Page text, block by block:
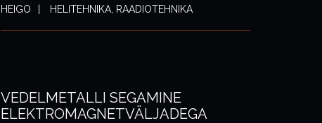
HEIGO HELITEHNIKA, RAADIOTEHNIKA
VEDELMETALLI SEGAMINE
ELEKTROMAGNETVÄLJADEGA